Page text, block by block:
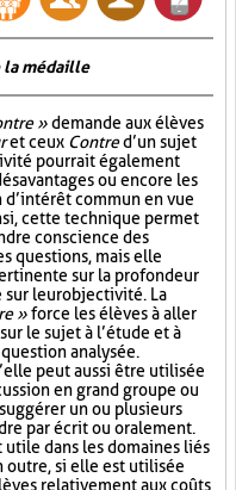
la médaille
»demande aux élèves
et ceux Contred’un sujet
pourrait également
ou encore les
commun en vue
cette technique permet
conscience des
questions, mais elle
sur la profondeur
sur leur objectivité. La
»force les élèves à aller
le sujet à l’étude et à
analysée.
peut aussi être utilisée
en grand groupe ou
un ou plusieurs
par écrit ou oralement.
dans les domaines liés
outre, si elle est utilisée
relativement aux coûts